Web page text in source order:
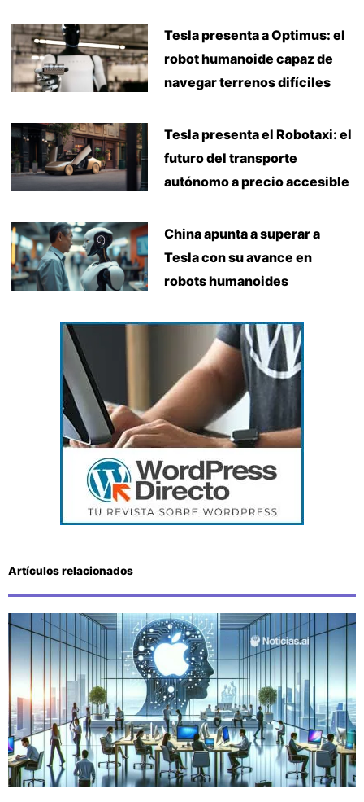
Tesla presenta a Optimus: el
robot humanoide capaz de
navegar terrenos difíciles
Tesla presenta el Robotaxi: el
futuro del transporte
autónomo a precio accesible
China apunta a superar a
Tesla con su avance en
robots humanoides
Artículos relacionados